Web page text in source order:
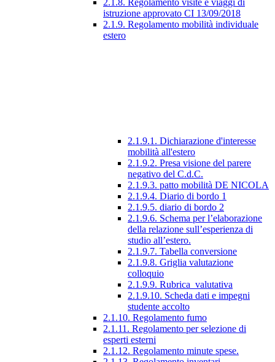
2.1.8. Regolamento visite e viaggi di
istruzione approvato CI 13/09/2018
2.1.9. Regolamento mobilità individuale
estero
2.1.9.1. Dichiarazione d'interesse
mobilità all'estero
2.1.9.2. Presa visione del parere
negativo del C.d.C.
2.1.9.3. patto mobilità DE NICOLA
2.1.9.4. Diario di bordo 1
2.1.9.5. diario di bordo 2
2.1.9.6. Schema per l’elaborazione
della relazione sull’esperienza di
studio all’estero.
2.1.9.7. Tabella conversione
2.1.9.8. Griglia valutazione
colloquio
2.1.9.9. Rubrica_valutativa
2.1.9.10. Scheda dati e impegni
studente accolto
2.1.10. Regolamento fumo
2.1.11. Regolamento per selezione di
esperti esterni
2.1.12. Regolamento minute spese.